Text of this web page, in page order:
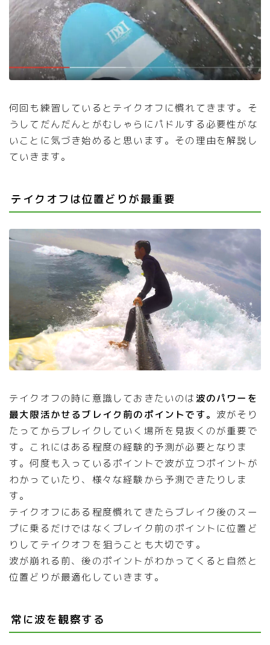
何回も練習しているとテイクオフに慣れてきます。そ
うしてだんだんとがむしゃらにパドルする必要性がな
いことに気づき始めると思います。その理由を解説し
ていきます。
テイクオフは位置どりが最重要
テイクオフの時に意識しておきたいのは波のパワーを
最大限活かせるブレイク前のポイントです。 波がそり
たってからブレイクしていく場所を見抜くのが重要で
す。これにはある程度の経験的予測が必要となりま
す。何度も入っているポイントで波が立つポイントが
わかっていたり、様々な経験から予測できたりしま
す。
テイクオフにある程度慣れてきたらブレイク後のスー
プに乗るだけではなくブレイク前のポイントに位置ど
りしてテイクオフを狙うことも大切です。
波が崩れる前、後のポイントがわかってくると自然と
位置どりが最適化していきます。
常に波を観察する